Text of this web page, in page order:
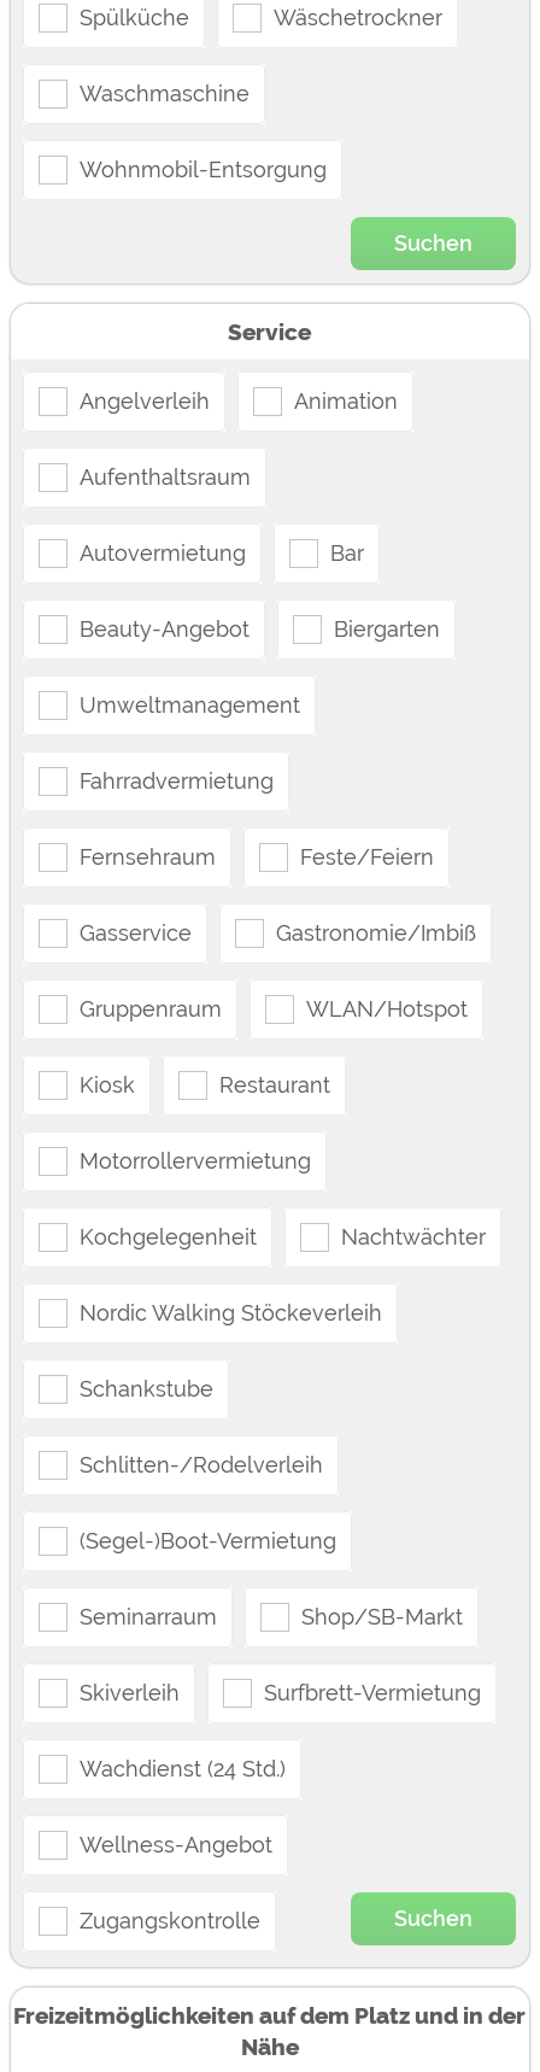
Spülküche Wäschetrockner
Waschmaschine
Wohnmobil-Entsorgung
Suchen
Service
Angelverleih Animation
Aufenthaltsraum
Autovermietung Bar
Beauty-Angebot Biergarten
Umweltmanagement
Fahrradvermietung
Fernsehraum Feste/Feiern
Gasservice Gastronomie/Imbiß
Gruppenraum WLAN/Hotspot
Kiosk Restaurant
Motorrollervermietung
Kochgelegenheit Nachtwächter
Nordic Walking Stöckeverleih
Schankstube
Schlitten-/Rodelverleih
(Segel-)Boot-Vermietung
Seminarraum Shop/SB-Markt
Skiverleih Surfbrett-Vermietung
Wachdienst (24 Std.)
Wellness-Angebot
Zugangskontrolle Suchen
Freizeitmöglichkeiten auf dem Platz und in der
Nähe